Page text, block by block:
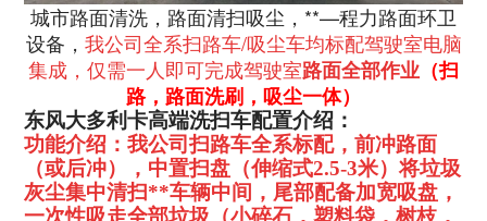
城市路面清洗，路面清扫吸尘，**—程力路面环卫
设备， 我公司全系扫路车/吸尘车均标配驾驶室电脑
集成，仅需一人即可完成驾驶室路面全部作业 （扫
路，路面洗刷，吸尘一体）
东风大多利卡高端洗扫车配置介绍：
功能介绍：我公司扫路车全系标配，前冲路面
（或后冲），中置扫盘（伸缩式2.5-3米）将垃圾
灰尘集中清扫**车辆中间，尾部配备加宽吸盘，
一次性吸走全部垃圾（小碎石，塑料袋，树枝，